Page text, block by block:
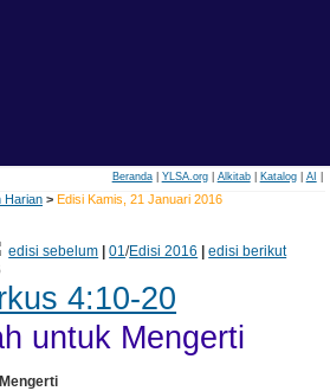
Beranda| YLSA.org| Alkitab| Katalog| AI
Harian > Edisi Kamis, 21 Januari 2016
edisi sebelum |01/Edisi 2016 |edisi berikut
4:10-20
untuk Mengerti